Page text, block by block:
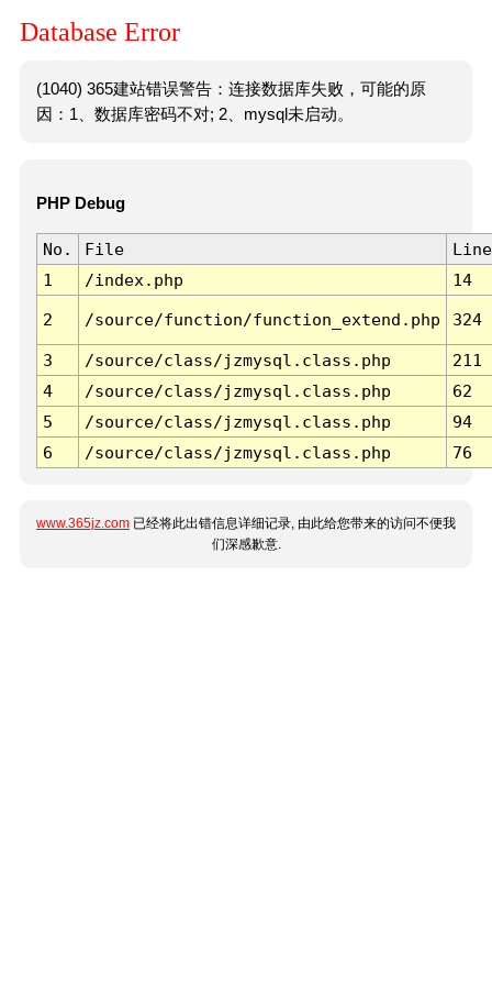
Database Error
(1040) 365建站错误警告：连接数据库失败，可能的原
因：1、数据库密码不对; 2、mysql未启动。
PHP Debug
No. File
Line
1
/index.php 14
2 /source/function/function_extend.php 324
3 /source/class/jzmysql.class.php
211
4
/source/class/jzmysql.class.php
62
5
/source/class/jzmysql.class.php
94
6
/source/class/jzmysql.class.php 76
www.365jz.com 已经将此出错信息详细记录, 由此给您带来的访问不便我
们深感歉意.